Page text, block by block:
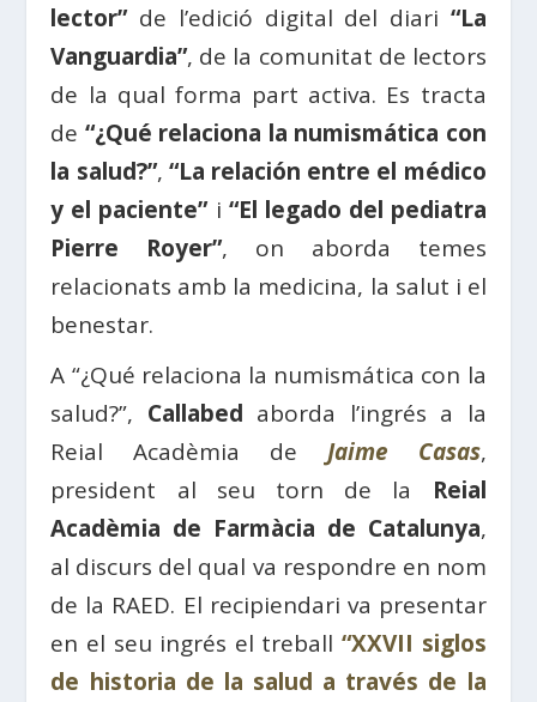
lector”de l’edició digital del diari “La
Vanguardia”, de la comunitat de lectors
de la qual forma part activa. Es tracta
de “¿Qué relaciona la numismática con
la salud?”, “La relación entre el médico
y el paciente” i “El legado del pediatra
Pierre Royer”, on aborda temes
relacionats amb la medicina, la salut i el
benestar.
A “¿Qué relaciona la numismática con la
salud?”, Callabed aborda l’ingrés a la
Reial Acadèmia de Jaime Casas,
president al seu torn de la Reial
Acadèmia de Farmàcia de Catalunya,
al discurs del qual va respondre en nom
de la RAED. El recipiendari va presentar
en el seu ingrés el treball “XXVII siglos
de historia de la salud a través de la